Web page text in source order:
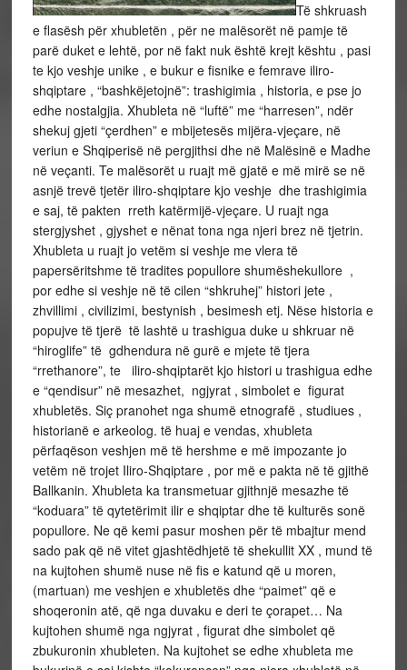
Të shkruash
e flasësh për xhubletën , për ne malësorët në pamje të
parë duket e lehtë, por në fakt nuk është krejt kështu , pasi
te kjo veshje unike , e bukur e fisnike e femrave iliro-
shqiptare , “bashkëjetojnë”: trashigimia , historia, e pse jo
edhe nostalgjia. Xhubleta në “luftë” me “harresen”, ndër
shekuj gjeti “çerdhen” e mbijetesës mijëra-vjeçare, në
veriun e Shqiperisë në pergjithsi dhe në Malësinë e Madhe
në veçanti. Te malësorët u ruajt më gjatë e më mirë se në
asnjë trevë tjetër iliro-shqiptare kjo veshje dhe trashigimia
e saj, të pakten rreth katërmijë-vjeçare. U ruajt nga
stergjyshet , gjyshet e nënat tona nga njeri brez në tjetrin.
Xhubleta u ruajt jo vetëm si veshje me vlera të
papersëritshme të tradites popullore shumëshekullore ,
por edhe si veshje në të cilen “shkruhej” histori jete ,
zhvillimi , civilizimi, bestynish , besimesh etj. Nëse historia e
popujve të tjerë të lashtë u trashigua duke u shkruar në
“hiroglife” të gdhendura në gurë e mjete të tjera
“rrethanore”, te iliro-shqiptarët kjo histori u trashigua edhe
e “qendisur” në mesazhet, ngjyrat , simbolet e figurat
xhubletës. Siç pranohet nga shumë etnografë , studiues ,
historianë e arkeolog. të huaj e vendas, xhubleta
përfaqëson veshjen më të hershme e më impozante jo
vetëm në trojet Iliro-Shqiptare , por më e pakta në të gjithë
Ballkanin. Xhubleta ka transmetuar gjithnjë mesazhe të
“koduara” të qytetërimit ilir e shqiptar dhe të kulturës sonë
popullore. Ne që kemi pasur moshen për të mbajtur mend
sado pak që në vitet gjashtëdhjetë të shekullit XX , mund të
na kujtohen shumë nuse në fis e katund që u moren,
(martuan) me veshjen e xhubletës dhe “paimet” që e
shoqeronin atë, që nga duvaku e deri te çorapet… Na
kujtohen shumë nga ngjyrat , figurat dhe simbolet që
zbukuronin xhubleten. Na kujtohet se edhe xhubleta me